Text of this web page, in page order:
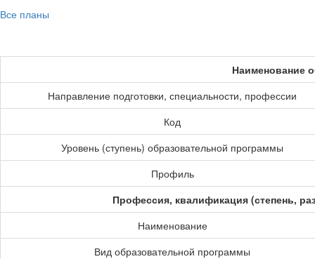
Все планы
Наименование
Направление подготовки, специальности, профессии
Код
Уровень (ступень) образовательной программы
Профиль
Профессия, квалификация (степень,
Наименование
Вид образовательной программы